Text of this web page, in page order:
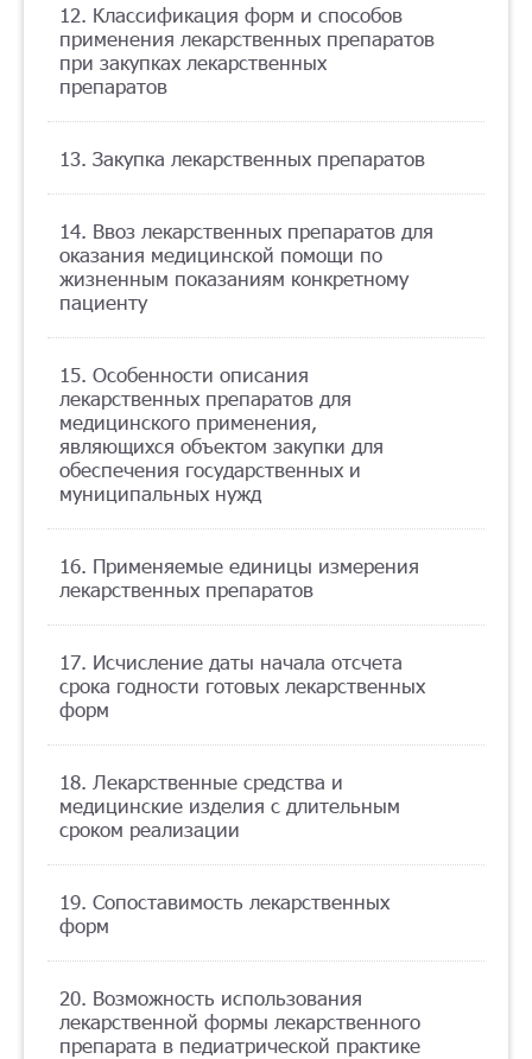
12. Классификация форм и способов
применения лекарственных препаратов
при закупках лекарственных
препаратов
13. Закупка лекарственных препаратов
14. Ввоз лекарственных препаратов для
оказания медицинской помощи по
жизненным показаниям конкретному
пациенту
15. Особенности описания
лекарственных препаратов для
медицинского применения,
являющихся объектом закупки для
обеспечения государственных и
муниципальных нужд
16. Применяемые единицы измерения
лекарственных препаратов
17. Исчисление даты начала отсчета
срока годности готовых лекарственных
форм
18. Лекарственные средства и
медицинские изделия с длительным
сроком реализации
19. Сопоставимость лекарственных
форм
20. Возможность использования
лекарственной формы лекарственного
препарата в педиатрической практике